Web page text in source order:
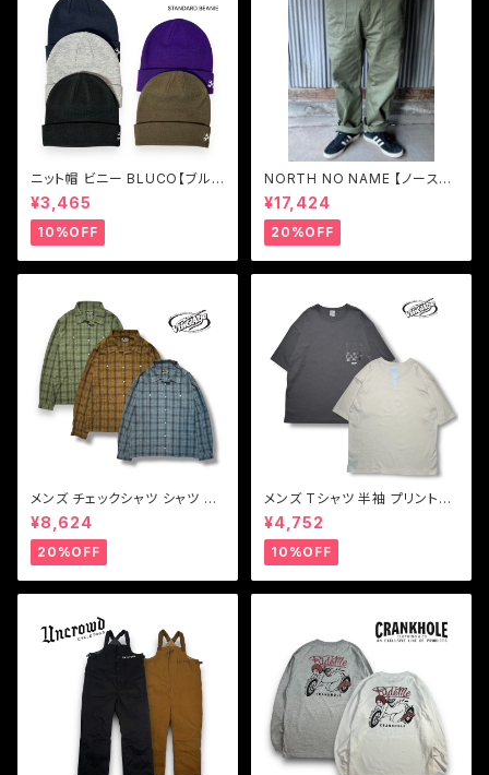
ニット帽 ビニー BLUCO【ブル
コ】STANDARD BEANIE
¥3,465
10%OFF
NORTH NO NAME 【ノースノ
ーネーム】ユーティリティ トラウ
ザーズパンツ
¥17,424
20%OFF
メンズ チェックシャツ シャツ ブ
ルー ブラウン グリーン Vin & A
ge ヴィンアンドエイジ LIGHT
FABRIC SHIRT(TYPE VSL6)
¥8,624
20%OFF
メンズ Tシャツ 半袖 プリントT
シャツブラック ホワイト Vin & A
ge ヴィンアンドエイジ TYPE
VT12 WIDE LIGHTNING-T
¥4,752
10%OFF